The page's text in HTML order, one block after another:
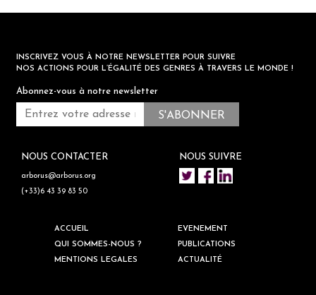
INSCRIVEZ VOUS À NOTRE NEWSLETTER POUR SUIVRE
NOS ACTIONS POUR L’ÉGALITÉ DES GENRES À TRAVERS LE MONDE !
Abonnez-vous à notre newsletter
NOUS CONTACTER
arborus@arborus.org
(+33)6 43 39 83 50
NOUS SUIVRE
ACCUEIL
EVENEMENT
QUI SOMMES-NOUS ?
PUBLICATIONS
MENTIONS LEGALES
ACTUALITÉ